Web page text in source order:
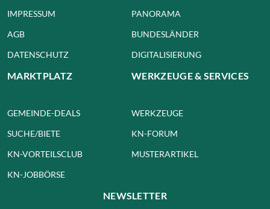
IMPRESSUM
AGB
DATENSCHUTZ
PANORAMA
BUNDESLÄNDER
DIGITALISIERUNG
MARKTPLATZ
GEMEINDE-DEALS
SUCHE/BIETE
KN-VORTEILSCLUB
KN-JOBBÖRSE
WERKZEUGE & SERVICES
WERKZEUGE
KN-FORUM
MUSTERARTIKEL
NEWSLETTER